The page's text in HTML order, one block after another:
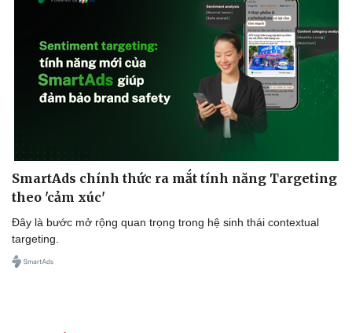
SmartAds chính thức ra mắt tính năng Targeting
theo 'cảm xúc'
Đây là bước mở rộng quan trọng trong hệ sinh thái contextual
targeting.